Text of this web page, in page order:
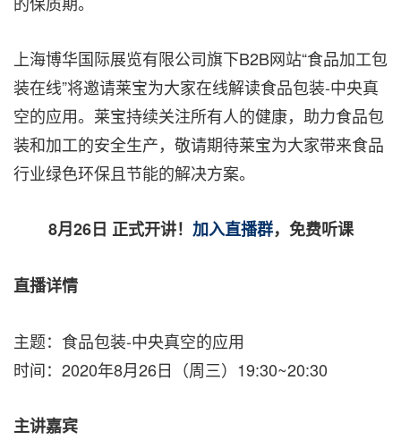
上海博华国际展览有限公司旗下B2B网站“食品加工包
装在线”将邀请莱宝为大家在线解读食品包装-中央真
空的应用。莱宝持续关注所有人的健康，助力食品包
装和加工的安全生产，敬请期待莱宝为大家带来食品
行业绿色环保且节能的解决方案。
8月26日 正式开讲！ 加入直播群，免费听课
直播详情
主题：食品包装-中央真空的应用
时间：2020年8月26日（周三）19:30~20:30
主讲嘉宾